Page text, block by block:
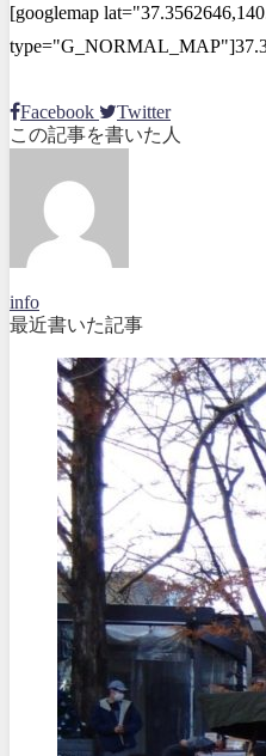
[googlemap
Facebook
Twitter
この記事を書いた人
info
最近書いた記事